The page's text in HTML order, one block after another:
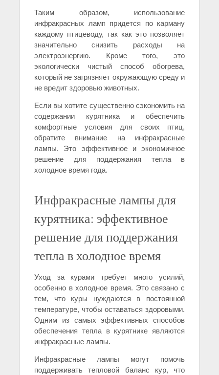
Таким образом, использование
инфракрасных ламп придется по карману
каждому птицеводу, так как это позволяет
значительно снизить расходы на
электроэнергию. Кроме того, это
экологически чистый способ обогрева,
который не загрязняет окружающую среду и
не вредит здоровью животных.
Если вы хотите существенно сэкономить на
содержании курятника и обеспечить
комфортные условия для своих птиц,
обратите внимание на инфракрасные
лампы. Это эффективное и экономичное
решение для поддержания тепла в
холодное время года.
Инфракрасные лампы для
курятника: эффективное
решение для поддержания
тепла в холодное время
Уход за курами требует много усилий,
особенно в холодное время. Это связано с
тем, что куры нуждаются в постоянной
температуре, чтобы оставаться здоровыми.
Одним из самых эффективных способов
обеспечения тепла в курятнике являются
инфракрасные лампы.
Инфракрасные лампы могут помочь
поддерживать тепловой баланс кур, что